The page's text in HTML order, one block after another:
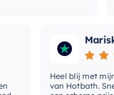
Mariska
Heel blij met mijn
van Hotbath. Snelle